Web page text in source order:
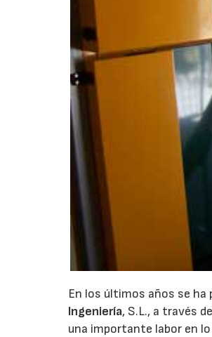
En los últimos años se
Ingeniería, S.L., a través
una importante labor en lo